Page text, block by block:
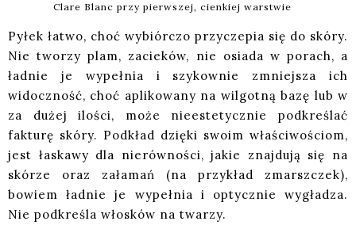
Clare Blanc przy pierwszej, cienkiej warstwie
Pyłek łatwo, choć wybiórczo przyczepia się do skóry.
Nie tworzy plam, zacieków, nie osiada w porach, a
ładnie je wypełnia i szykownie zmniejsza ich
widoczność, choć aplikowany na wilgotną bazę lub w
za dużej ilości, może nieestetycznie podkreślać
fakturę skóry. Podkład dzięki swoim właściwościom,
jest łaskawy dla nierówności, jakie znajdują się na
skórze oraz załamań (na przykład zmarszczek),
bowiem ładnie je wypełnia i optycznie wygładza.
Nie podkreśla włosków na twarzy.